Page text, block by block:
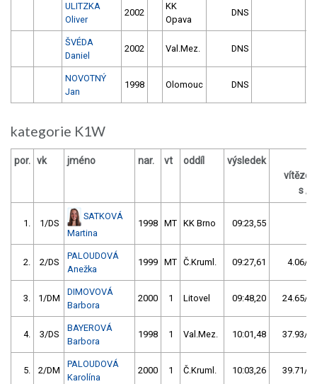
ULITZKA
Oliver
2002
KK
Opava
DNS
ŠVÉDA
Daniel
2002 Val.Mez. DNS
NOVOTNÝ
Jan
1998 Olomouc DNS
kategorie K1W
por. vk jméno nar. vt oddíl výsledek
s /
1. 1/DS
SATKOVÁ
Martina
1998 MT KK Brno 09:23,55
2. 2/DS
PALOUDOVÁ
Anežka
1999 MT Č.Kruml. 09:27,61 4.06/
3. 1/DM
DIMOVOVÁ
Barbora
2000 1 Litovel 09:48,20 24.65/
4. 3/DS
BAYEROVÁ
Barbora
1998 1 Val.Mez. 10:01,48 37.93/
5. 2/DM
PALOUDOVÁ
Karolína
2000 1 Č.Kruml. 10:03,26 39.71/